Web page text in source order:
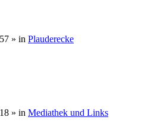
» in Plauderecke
» in Mediathek und Links